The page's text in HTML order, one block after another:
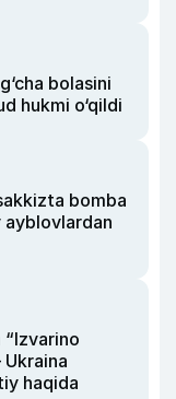
bolasini
hukmi o‘qildi
bomba
ayblovlardan
haqida